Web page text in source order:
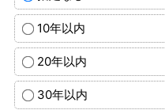
10年以内
20年以内
30年以内